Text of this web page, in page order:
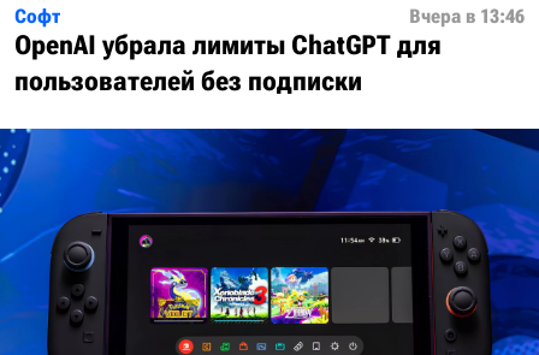
Софт Вчера в 13:46
OpenAI убрала лимиты ChatGPT для
пользователей без подписки